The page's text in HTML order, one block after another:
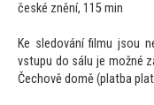
české znění, 115 min
Ke sledování filmu jsou
vstupu do sálu je možné
Čechově domě (platba